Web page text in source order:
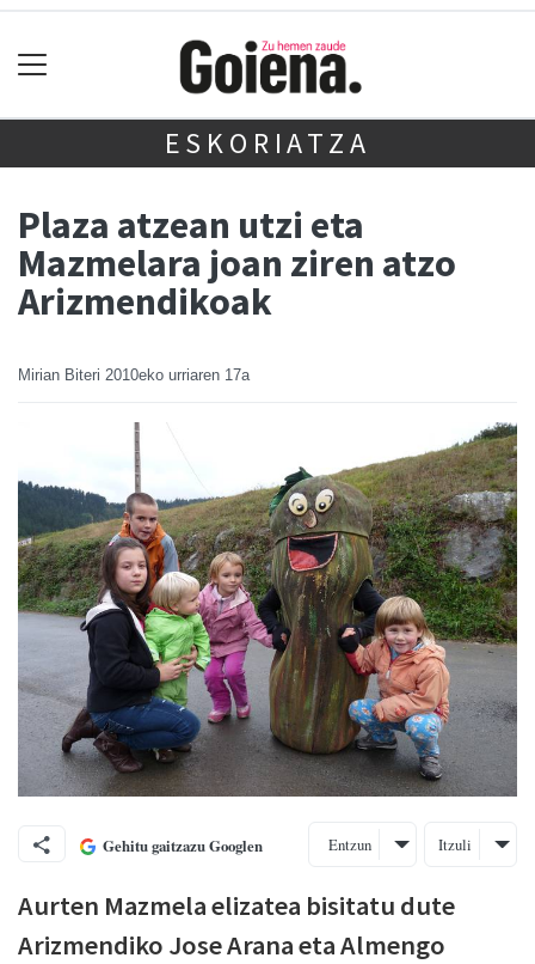
ESKORIATZA
Plaza atzean utzi eta
Mazmelara joan ziren atzo
Arizmendikoak
Mirian Biteri 2010eko urriaren 17a
Gehitu gaitzazu Googlen Entzun Itzuli
Aurten Mazmela elizatea bisitatu dute
Arizmendiko Jose Arana eta Almengo